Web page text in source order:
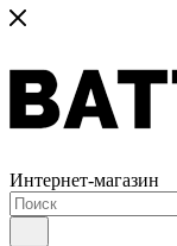
Интернет-магазин